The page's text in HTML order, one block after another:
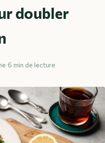
doubler
·6 min de lecture